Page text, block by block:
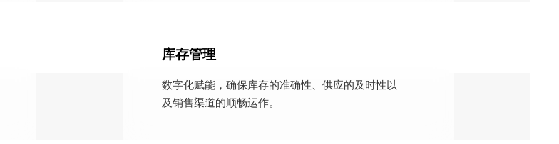
库存管理
数字化赋能，确保库存的准确性、供应的及时性以
及销售渠道的顺畅运作。